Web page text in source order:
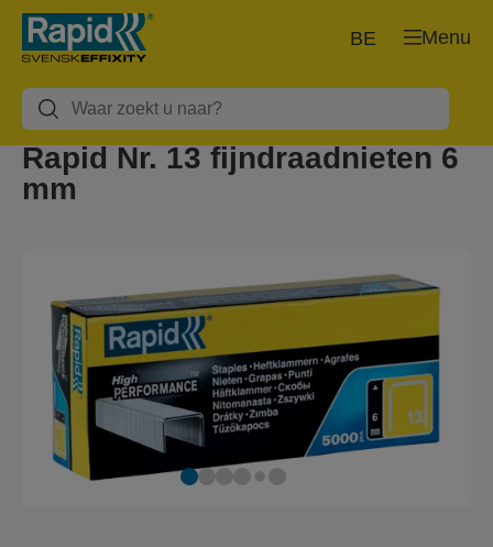
Menu
BE
Rapid Nr. 13 fijndraadnieten 6
mm